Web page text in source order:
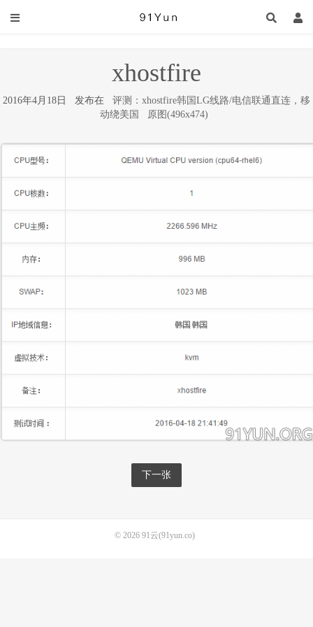
xhostfire
2016年4月18日 发布在 评测：xhostfire韩国LG线路/电信联通直连，移
动绕美国
原图(496x474)
下一张
© 2026 91云(91yun.co)